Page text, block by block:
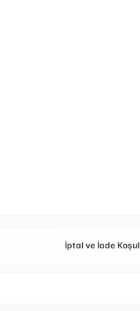
İptal ve İade